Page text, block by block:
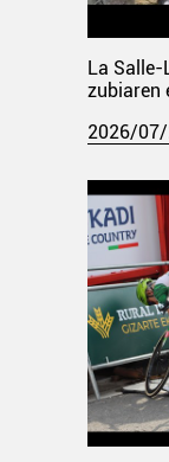
La Salle-
zubiaren
2026/